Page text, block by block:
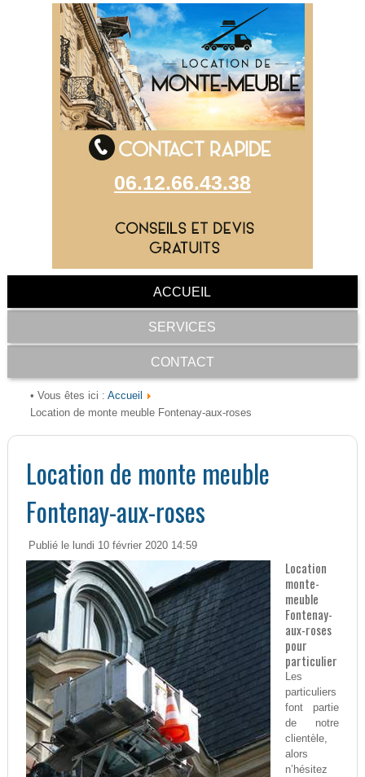
06.12.66.43.38
ACCUEIL
SERVICES
CONTACT
• Vous êtes ici : Accueil
Location de monte meuble Fontenay-aux-roses
Location de monte meuble
Fontenay-aux-roses
Publié le lundi 10 février 2020 14:59
Location
monte-
meuble
Fontenay-
aux-roses
pour
particulier
Les
particuliers
font partie
de notre
clientèle,
alors
n’hésitez